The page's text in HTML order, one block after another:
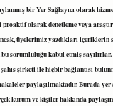
bir Yer Sağlayıcı olarak
olarak denetleme veya
üyelerimiz yazdıkları içeriklerin
sorumluluğu kabul etmiş
şirketi ile hiçbir bağlantısı
paylaşılmaktadır. Burada
kurum ve kişiler hakkında